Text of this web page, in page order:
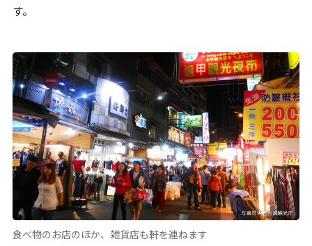
す。
食べ物のお店のほか、雑貨店も軒を連ねます